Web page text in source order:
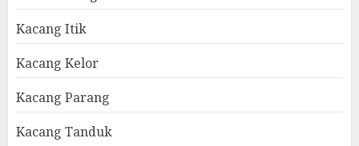
Kacang Itik
Kacang Kelor
Kacang Parang
Kacang Tanduk